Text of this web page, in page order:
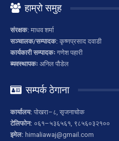
हाम्रो समुह
संरक्षक: माधव शर्मा
सञ्चालक/सम्पादक: कृष्णप्रसाद दवाडी
कार्यकारी सम्पादकः गणेश पहारी
ब्यवस्थापकः अनिल पौडेल
सम्पर्क ठेगाना
कार्यालय: पोखरा–८, सृजनाचोक
टेलिफोन: ०६१–५३६५६१, ९८५६०३२१००
इमेल: himaliawaj@gmail.com